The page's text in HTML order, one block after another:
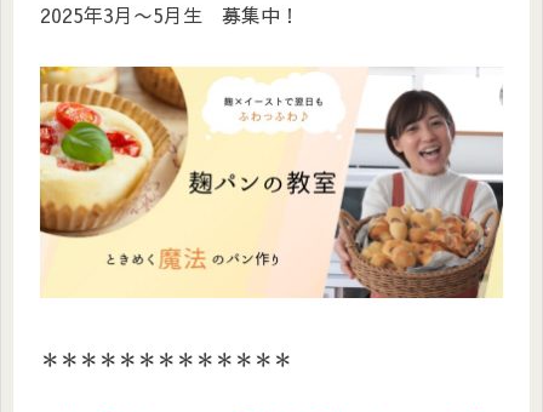
2025年3月〜5月生 募集中！
＊＊＊＊＊＊＊＊＊＊＊＊＊